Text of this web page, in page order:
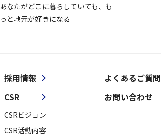
あなたがどこに暮らしていても、も
っと地元が好きになる
採用情報
CSR
CSRビジョン
CSR活動内容
よくあるご質問
お問い合わせ